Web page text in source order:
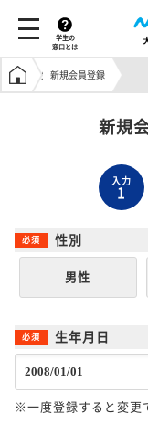
学生の
窓口とは
学生の窓口トップ
新規会員登録
新規
入力
1
性別
男性
生年月日
※一度登録すると変更